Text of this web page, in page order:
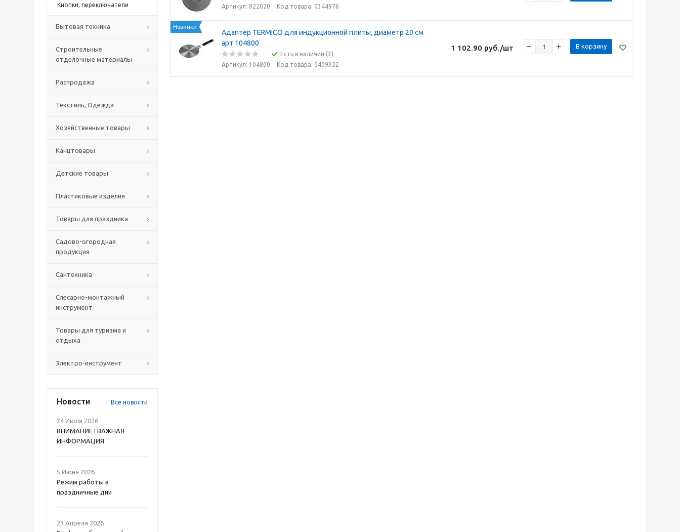
Кнопки, переключатели
Бытовая техника
Строительные
отделочные материалы
Распродажа
Текстиль, Одежда
Хозяйственные товары
Канцтовары
Детские товары
Пластиковые изделия
Товары для праздника
Садово-огородная
продукция
Сантехника
Слесарно-монтажный
инструмент
Товары для туризма и
отдыха
Электро-инструмент
Новости Все новости
24 Июля 2026
ВНИМАНИЕ ! ВАЖНАЯ
ИНФОРМАЦИЯ
5 Июня 2026
Режим работы в
праздничные дни
23 Апреля 2026
Артикул: 822020
Код товара: 0344976
Новинки
Адаптер TERMICO для индукционной плиты, диаметр 20 см
арт.104800
Есть в наличии (3)
Артикул: 104800
Код товара: 0409322
1 102.90 руб./шт В корзину